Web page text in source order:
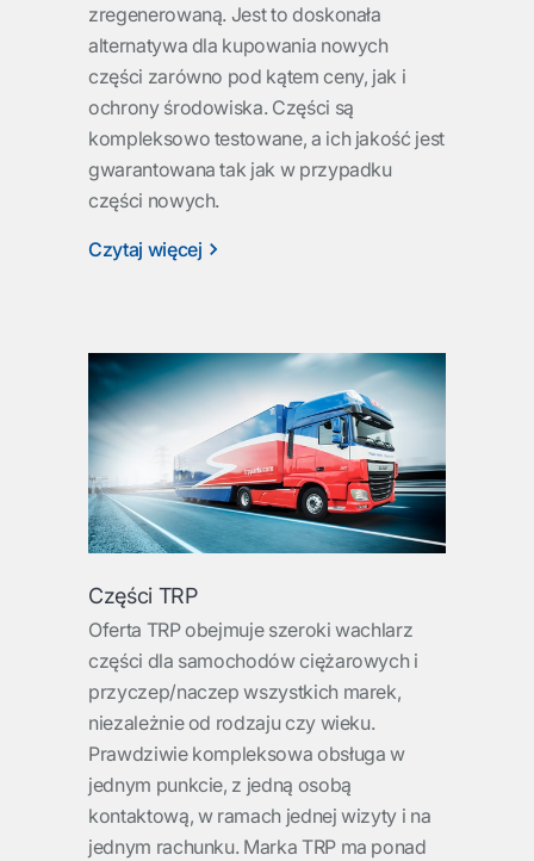
zregenerowaną. Jest to doskonała
alternatywa dla kupowania nowych
części zarówno pod kątem ceny, jak i
ochrony środowiska. Części są
kompleksowo testowane, a ich jakość jest
gwarantowana tak jak w przypadku
części nowych.
Czytaj więcej
Części TRP
Oferta TRP obejmuje szeroki wachlarz
części dla samochodów ciężarowych i
przyczep/naczep wszystkich marek,
niezależnie od rodzaju czy wieku.
Prawdziwie kompleksowa obsługa w
jednym punkcie, z jedną osobą
kontaktową, w ramach jednej wizyty i na
jednym rachunku. Marka TRP ma ponad